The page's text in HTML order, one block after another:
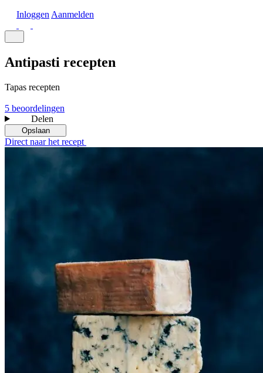
Inloggen Aanmelden
Antipasti recepten
Tapas recepten
5 beoordelingen
Delen
Opslaan
Direct naar het recept